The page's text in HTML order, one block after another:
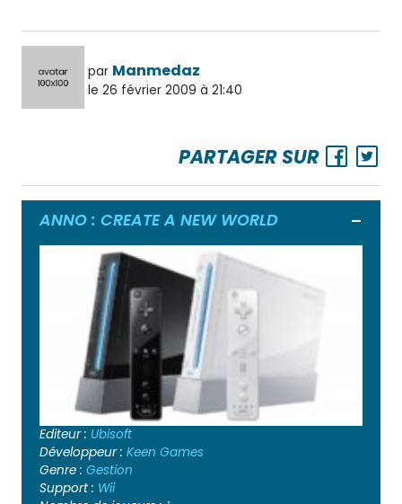
par Manmedaz
le 26 février 2009 à 21:40
PARTAGER SUR
ANNO : CREATE A NEW WORLD
Editeur : Ubisoft
Développeur : Keen Games
Genre : Gestion
Support : Wii